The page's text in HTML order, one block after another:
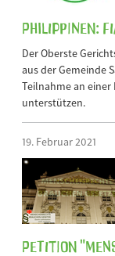
Philippinen:
Der Oberste
aus der Gemeinde
Teilnahme an
unterstützen.
19. Februar 2021
Petition